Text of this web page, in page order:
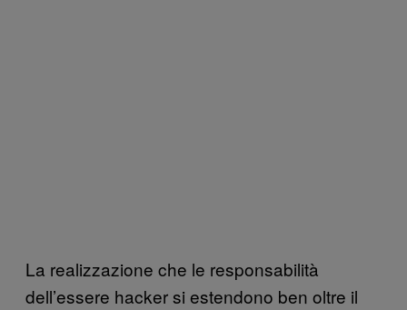
La realizzazione che le responsabilità
dell’essere hacker si estendono ben oltre il